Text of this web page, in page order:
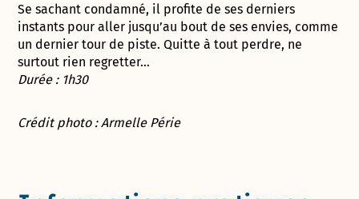
Se sachant condamné, il profite de ses derniers
instants pour aller jusqu’au bout de ses envies, comme
un dernier tour de piste. Quitte à tout perdre, ne
surtout rien regretter…
Durée : 1h30
Crédit photo : Armelle Périe